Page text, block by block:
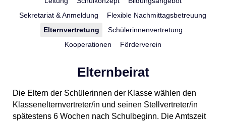
Sekretariat & Anmeldung
Flexible Nachmittagsbetreuung
Elternvertretung
Schülerinnenvertretung
Kooperationen
Förderverein
Elternbeirat
Die Eltern der Schülerinnen der Klasse wählen den
Klassenelternvertreter/in und seinen Stellvertreter/in
spätestens 6 Wochen nach Schulbeginn. Die Amtszeit